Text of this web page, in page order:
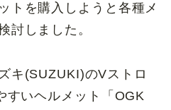
トを購入しようと各種メ
討しました。
キ(SUZUKI)のVストロ
すいヘルメット「OGK